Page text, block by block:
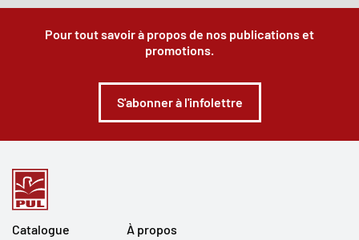
Pour tout savoir à propos de nos publications et
promotions.
S'abonner à l'infolettre
Catalogue À propos